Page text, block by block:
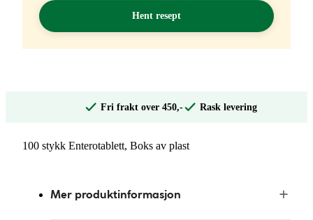
Hent resept
Fri frakt over 450,- Rask levering
100 stykk Enterotablett, Boks av plast
Mer produktinformasjon